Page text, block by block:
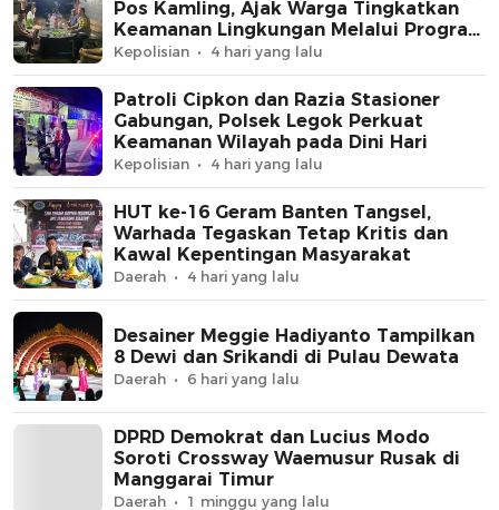
Pos Kamling, Ajak Warga Tingkatkan
Keamanan Lingkungan Melalui Program
Jaga Jakarta+
Kepolisian 4 hari yang lalu
Patroli Cipkon dan Razia Stasioner
Gabungan, Polsek Legok Perkuat
Keamanan Wilayah pada Dini Hari
Kepolisian 4 hari yang lalu
HUT ke-16 Geram Banten Tangsel,
Warhada Tegaskan Tetap Kritis dan
Kawal Kepentingan Masyarakat
Daerah 4 hari yang lalu
Desainer Meggie Hadiyanto Tampilkan
8 Dewi dan Srikandi di Pulau Dewata
Daerah 6 hari yang lalu
DPRD Demokrat dan Lucius Modo
Soroti Crossway Waemusur Rusak di
Manggarai Timur
Daerah 1 minggu yang lalu